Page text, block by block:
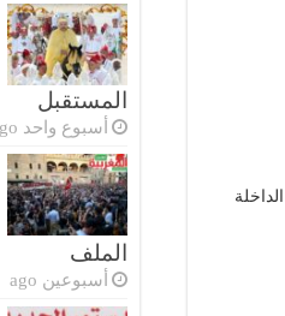
المستقبل
أسبوع واحد ago
الملف
أسبوعين ago